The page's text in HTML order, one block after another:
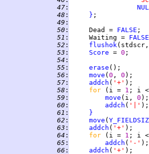
  47
:
  48
: }
  49
:
  50
:
     Dead =
FALSE
  51
:
     Waiting =
FALSE
  52
: flushok
  53
: Score = 0
  54
:
  55
: erase
  56
: move ( 0 , 0
  57
: addch ( '+'
  58
: for (i = 1 ; i
  59
: move (i, 0
  60
: addch ( '|'
  61
:
}
  62
: move (
  63
: addch ( '+'
  64
: for (i = 1 ; i
  65
: addch ( '-'
  66
: addch ( '+'